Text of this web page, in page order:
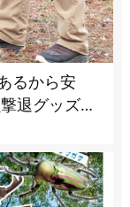
るから安
け】